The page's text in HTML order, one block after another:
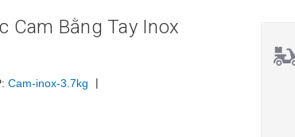
Cam Bằng Tay Inox
Cam-inox-3.7kg |